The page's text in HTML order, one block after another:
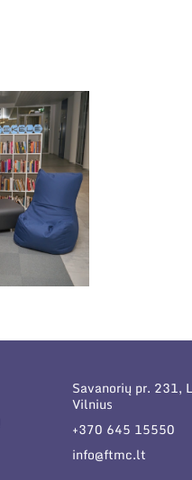
Savanorių pr. 231,
Vilnius
+370 645 15550
info@ftmc.lt